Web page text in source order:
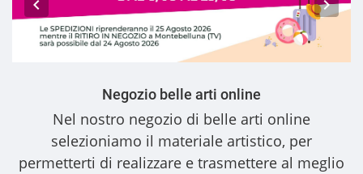
Negozio belle arti online
Nel nostro negozio di belle arti online
selezioniamo il materiale artistico, per
permetterti di realizzare e trasmettere al meglio